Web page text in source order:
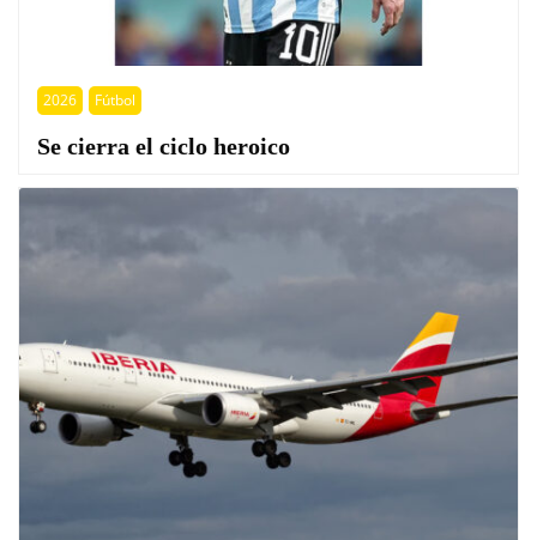
2026 Fútbol
Se cierra el ciclo heroico